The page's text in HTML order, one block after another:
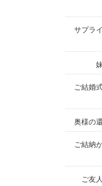
サプラ
ご結婚
奥様の
ご結納
ご友